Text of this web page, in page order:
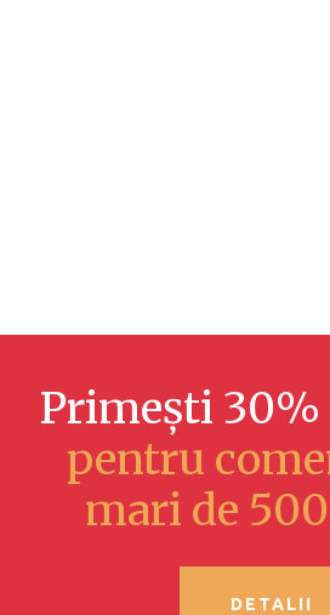
Primești 30%
pentru
mari de
DETALII